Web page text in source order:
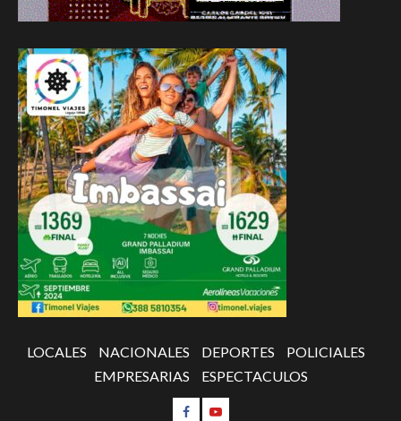
LOCALES NACIONALES DEPORTES
POLICIALES
EMPRESARIAS
ESPECTACULOS